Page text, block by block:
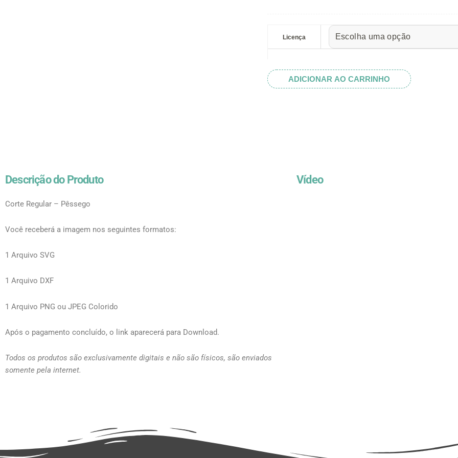
através
R$ 32.82
Licença
ADICIONAR AO CARRINHO
Descrição do Produto
Corte Regular – Pêssego
Você receberá a imagem nos seguintes formatos:
1 Arquivo SVG
1 Arquivo DXF
1 Arquivo PNG ou JPEG Colorido
Após o pagamento concluído, o link aparecerá para Download.
Todos os produtos são exclusivamente digitais e não são físicos, são enviados
somente pela internet.
Vídeo